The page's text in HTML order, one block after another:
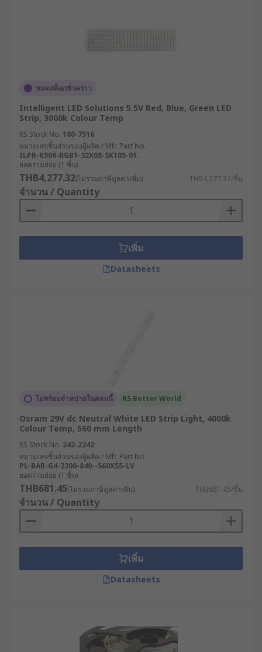
หมดสต็อกชั่วคราว
Intelligent LED Solutions 5.5V Red, Blue, Green LED
Strip, 3000k Colour Temp
RS Stock No. 180-7516
หมายเลขชิ้นส่วนของผู้ผลิต / Mfr. Part No.
ILPR-K506-RGB1-32X08-SK105-01.
ยอดรวมย่อย (1 ชิ้น)
THB4,277.32(ไม่รวมภาษีมูลค่าเพิ่ม) THB4,277.32/ชิ้น
จำนวน / Quantity
เพิ่ม
Datasheets
ไม่พร้อมจำหน่ายในตอนนี้ RS Better World
Osram 29V dc Neutral White LED Strip Light, 4000k
Colour Temp, 560 mm Length
RS Stock No. 242-2242
หมายเลขชิ้นส่วนของผู้ผลิต / Mfr. Part No.
PL-BAR-G4-2200-840--560X55-LV
ยอดรวมย่อย (1 ชิ้น)
THB681.45(ไม่รวมภาษีมูลค่าเพิ่ม) THB681.45/ชิ้น
จำนวน / Quantity
เพิ่ม
Datasheets